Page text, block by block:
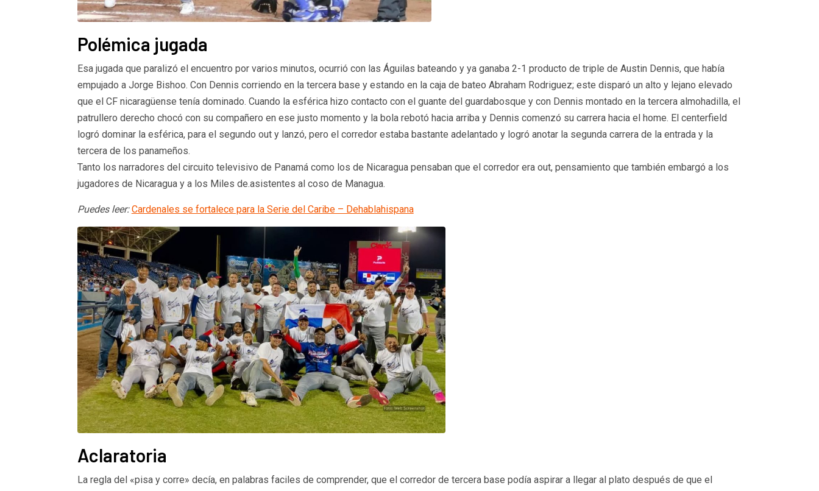
Polémica jugada
Esa jugada que paralizó el encuentro por varios minutos, ocurrió con las Águilas bateando y ya ganaba 2-1 producto de triple de Austin Dennis, que había
empujado a Jorge Bishoo. Con Dennis corriendo en la tercera base y estando en la caja de bateo Abraham Rodriguez; este disparó un alto y lejano elevado
que el CF nicaragüense tenía dominado. Cuando la esférica hizo contacto con el guante del guardabosque y con Dennis montado en la tercera almohadilla, el
patrullero derecho chocó con su compañero en ese justo momento y la bola rebotó hacia arriba y Dennis comenzó su carrera hacia el home. El centerfield
logró dominar la esférica, para el segundo out y lanzó, pero el corredor estaba bastante adelantado y logró anotar la segunda carrera de la entrada y la
tercera de los panameños.
Tanto los narradores del circuito televisivo de Panamá como los de Nicaragua pensaban que el corredor era out, pensamiento que también embargó a los
jugadores de Nicaragua y a los Miles de.asistentes al coso de Managua.
Puedes leer:Cardenales se fortalece para la Serie del Caribe – Dehablahispana
Aclaratoria
La regla del «pisa y corre» decía, en palabras faciles de comprender, que el corredor de tercera base podía aspirar a llegar al plato después de que el